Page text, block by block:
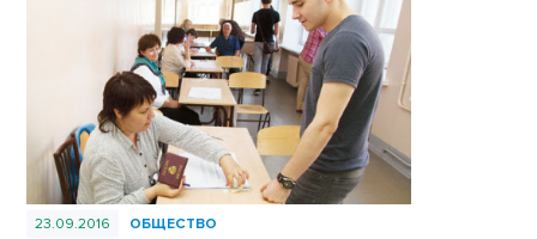
23.09.2016 ОБЩЕСТВО